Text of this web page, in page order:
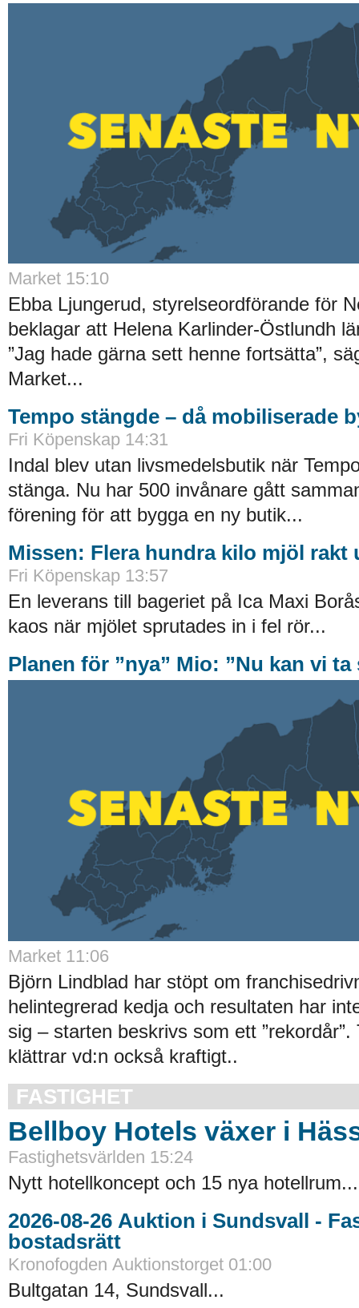
Market 15:10
Ebba Ljungerud, styrelseordförande för
beklagar att Helena Karlinder-Östlundh
”Jag hade gärna sett henne fortsätta”,
Market...
Tempo stängde – då mobiliserade
Fri Köpenskap 14:31
Indal blev utan livsmedelsbutik när
stänga. Nu har 500 invånare gått
förening för att bygga en ny butik...
Missen: Flera hundra kilo mjöl rakt
Fri Köpenskap 13:57
En leverans till bageriet på Ica Maxi
kaos när mjölet sprutades in i fel rör...
Planen för ”nya” Mio: ”Nu kan vi
Market 11:06
Björn Lindblad har stöpt om
helintegrerad kedja och resultaten har
sig – starten beskrivs som ett ”rekordår”.
klättrar vd:n också kraftigt..
FASTIGHET
Bellboy Hotels växer i
Fastighetsvärlden 15:24
Nytt hotellkoncept och 15 nya hotellrum...
2026-08-26 Auktion i Sundsvall - Fastigheter och
bostadsrätt
Kronofogden Auktionstorget 01:00
Bultgatan 14, Sundsvall...